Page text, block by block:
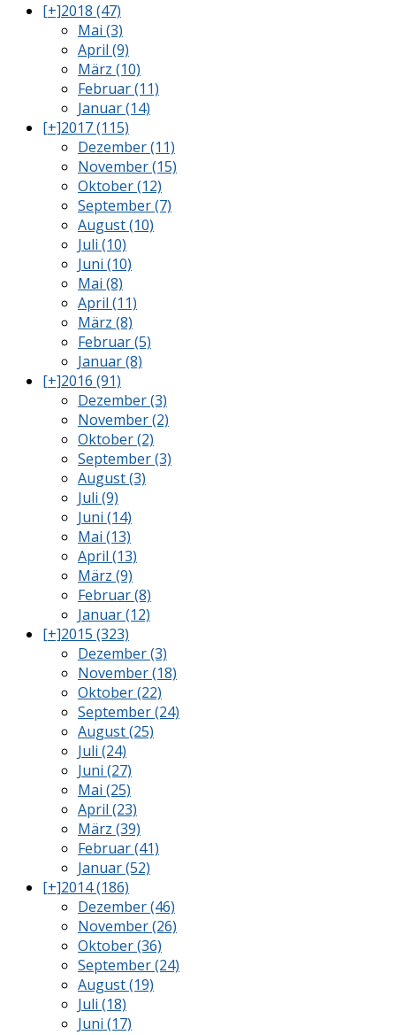
[+]2018 (47)
Mai (3)
April (9)
März (10)
Februar (11)
Januar (14)
[+]2017 (115)
Dezember (11)
November (15)
Oktober (12)
September (7)
August (10)
Juli (10)
Juni (10)
Mai (8)
April (11)
März (8)
Februar (5)
Januar (8)
[+]2016 (91)
Dezember (3)
November (2)
Oktober (2)
September (3)
August (3)
Juli (9)
Juni (14)
Mai (13)
April (13)
März (9)
Februar (8)
Januar (12)
[+]2015 (323)
Dezember (3)
November (18)
Oktober (22)
September (24)
August (25)
Juli (24)
Juni (27)
Mai (25)
April (23)
März (39)
Februar (41)
Januar (52)
[+]2014 (186)
Dezember (46)
November (26)
Oktober (36)
September (24)
August (19)
Juli (18)
Juni (17)